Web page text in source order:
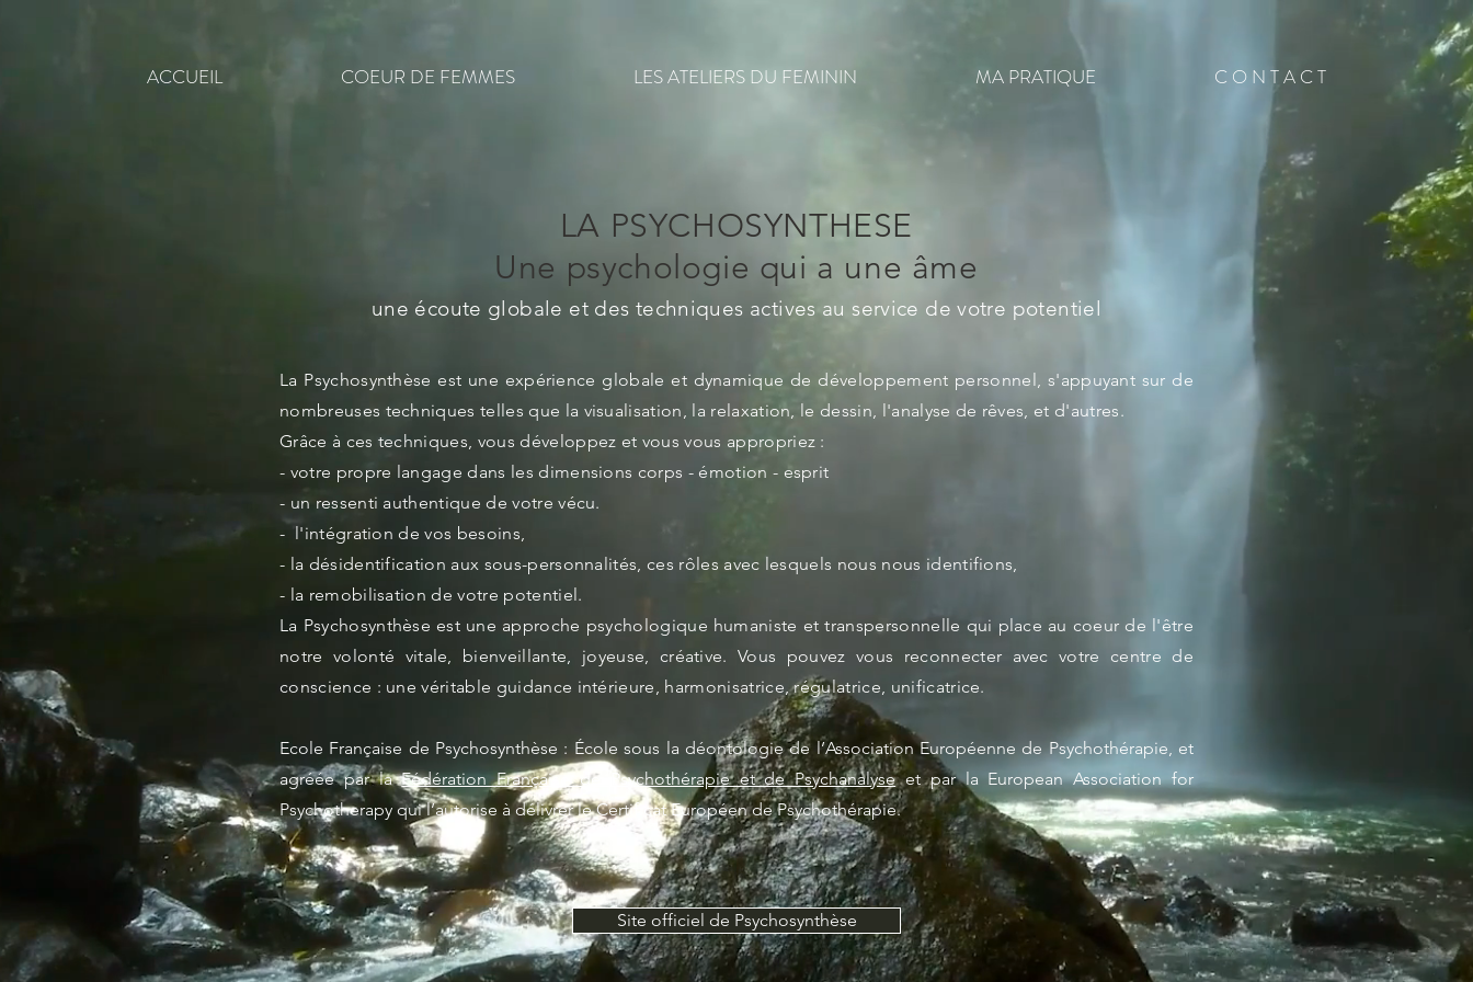
ACCUEIL COEUR DE FEMMES LES ATELIERS DU FEMININ MA PRATIQUE C O N T A C T
LA PSYCHOSYNTHESE
Une psychologie qui a une âme
une écoute globale et des techniques actives au service de votre potentiel
La Psychosynthèse est une expérience globale et dynamique de développement personnel, s'appuyant sur de
nombreuses techniques telles que la visualisation, la relaxation, le dessin, l'analyse de rêves, et d'autres.
Grâce à ces techniques, vous développez et vous vous appropriez :
- votre propre langage dans les dimensions corps - émotion - esprit
- un ressenti authentique de votre vécu.
- l'intégration de vos besoins,
- la désidentification aux sous-personnalités, ces rôles avec lesquels nous nous identifions,
- la remobilisation de votre potentiel.
La Psychosynthèse est une approche psychologique humaniste et transpersonnelle qui place au coeur de l'être
notre volonté vitale, bienveillante, joyeuse, créative. Vous pouvez vous reconnecter avec votre centre de
conscience : une véritable guidance intérieure, harmonisatrice, régulatrice, unificatrice.
Ecole Française de Psychosynthèse : École sous la déontologie de l’Association Européenne de Psychothérapie, et
agréée par laFédération Française de Psychothérapie et de Psychanalyseet par la European Association for
Psychotherapy qui l’autorise à délivrer le Certificat Européen de Psychothérapie.
Site officiel de Psychosynthèse